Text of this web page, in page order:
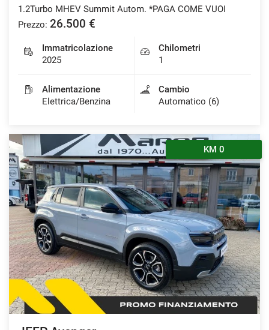
1.2Turbo MHEV Summit Autom. *PAGA COME VUOI
Prezzo: 26.500 €
Immatricolazione
2025
Chilometri
1
Alimentazione
Elettrica/Benzina
Cambio
Automatico (6)
KM 0